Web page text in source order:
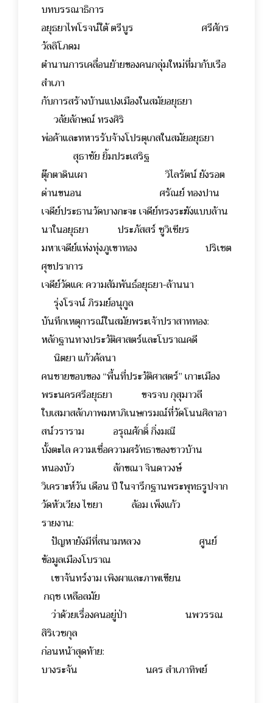
บทบรรณาธิการ
อยุธยาไพโรจน์ใต้ ตรีบูร ศรีศักร
วัลลิโภดม
ตำนานการเคลื่อนย้ายของคนกลุ่มใหม่ที่มากับเรือ
สำเภา
กับการสร้างบ้านแปงเมืองในสมัยอยุธยา
วลัยลักษณ์ ทรงศิริ
พ่อค้าและทหารรับจ้างโปรตุเกสในสมัยอยุธยา
สุธาชัย ยิ้มประเสริฐ
ตุ๊กตาดินเผา วิไลรัตน์ ยังรอต
ด่านขนอน ศรัณย์ ทองปาน
เจดีย์ประธานวัดบางกะจะ เจดีย์ทรงระฆังแบบล้าน
นาในอยุธยา ประภัสสร์ ชูวิเชียร
มหาเจดีย์แห่งทุ่งภูเขาทอง ปริเชต
ศุขปราการ
เจดีย์วัดแค: ความสัมพันธ์อยุธยา-ล้านนา
รุ่งโรจน์ ภิรมย์อนุกูล
บันทึกเหตุการณ์ในสมัยพระเจ้าปราสาททอง:
หลักฐานทางประวัติศาสตร์และโบราณคดี
นิตยา แก้วคัลนา
คนชายขอบของ “พื้นที่ประวัติศาสตร์” เกาะเมือง
พระนครศรีอยุธยา ขจรจบ กุสุมาวลี
ใบเสมาสลักภาพมหาภิเนษกรมณ์ที่วัดโนนศิลาอา
สน์วราราม อรุณศักดิ์ กิ่งมณี
บั้งตะไล ความเชื่อความศรัทธาของชาวบ้าน
หนองบัว ลักขณา จินดาวงษ์
วิเคราะห์วัน เดือน ปี ในจารึกฐานพระพุทธรูปจาก
วัดหัวเวียง ไชยา ล้อม เพ็งแก้ว
รายงาน:
ปัญหายังมีที่สนามหลวง ศูนย์
ข้อมูลเมืองโบราณ
เขาจันทร์งาม เพิงผาและภาพเขียน
กฤช เหลือลมัย
ว่าด้วยเรื่องคนอยู่ป่า นพวรรณ
สิริเวชกุล
ก่อนหน้าสุดท้าย:
บางระจัน นคร สำเภาทิพย์